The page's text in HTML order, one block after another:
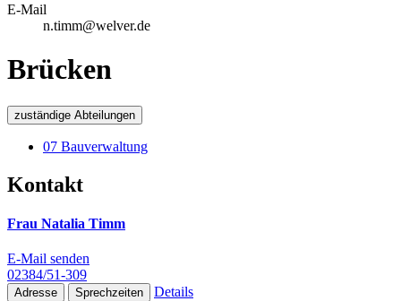
E-Mail
n.timm@welver.de
Brücken
zuständige Abteilungen
07 Bauverwaltung
Kontakt
Frau Natalia Timm
E-Mail senden
02384/51-309
Adresse Sprechzeiten Details